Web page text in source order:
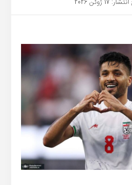
17 ژوئن 2026